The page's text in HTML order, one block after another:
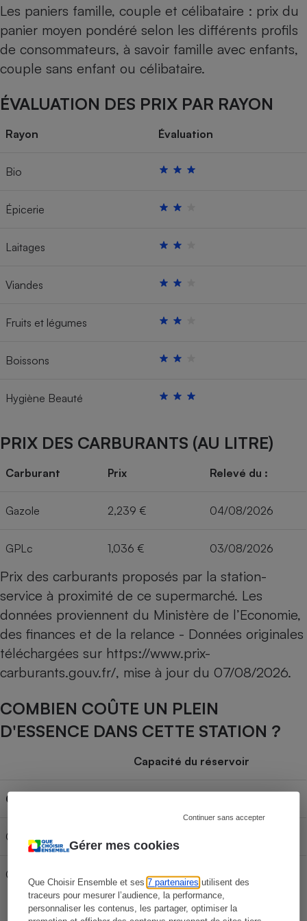
Gérer mes cookies
Que Choisir Ensemble et ses7 partenaires utilisent des
traceurs pour mesurer l’audience, la performance,
personnaliser les contenus, les partager, optimiser la
Continuer sans accepter
Les paniers famille, couple et célibataire : prix du
panier moyen pondéré selon les différents profils
de consommateurs, à savoir famille avec enfants,
couple sans enfant ou célibataire.
ÉVALUATION DES PRIX PAR RAYON
Rayon Évaluation
Bio
Épicerie
Laitages
Viandes
Fruits et légumes
Boissons
Hygiène Beauté
PRIX DES CARBURANTS (AU LITRE)
Carburant Prix Relevé du :
Gazole 2,239 € 04/08/2026
GPLc 1,036 € 03/08/2026
Prix des carburants proposés par la station-
service à proximité de ce supermarché. Les
données proviennent du Ministère de l’Economie,
des finances et de la relance - Données originales
téléchargées sur https://www.prix-
carburants.gouv.fr/, mise à jour du 07/08/2026.
COMBIEN COÛTE UN PLEIN
D'ESSENCE DANS CETTE STATION ?
Capacité du réservoir
Carburant
Gazole
GPLc 51,80 €